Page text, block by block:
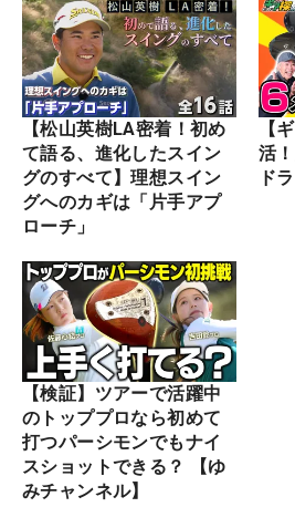
【松山英樹LA密着！初め
て語る、進化したスイン
グのすべて】理想スイン
グへのカギは「片手アプ
ローチ」
【
活
ド
【検証】ツアーで活躍中
のトッププロなら初めて
打つパーシモンでもナイ
スショットできる？ 【ゆ
みチャンネル】